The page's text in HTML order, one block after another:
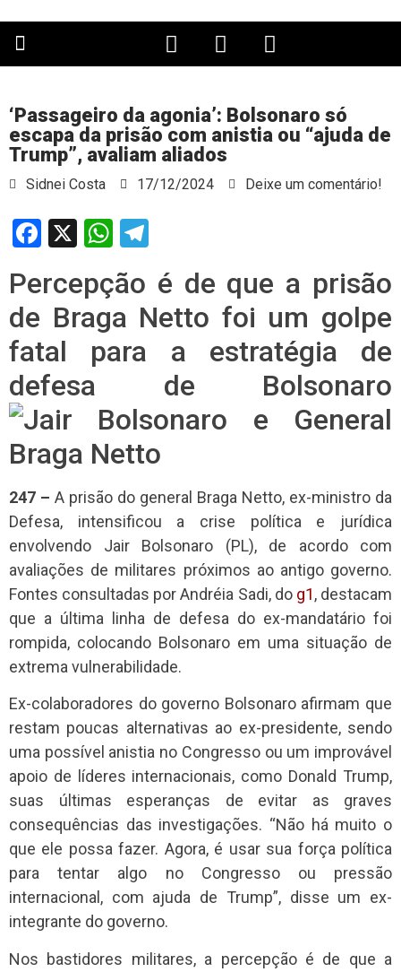
‘Passageiro da agonia’: Bolsonaro só
escapa da prisão com anistia ou “ajuda de
Trump”, avaliam aliados
Sidnei Costa 17/12/2024 Deixe um comentário!
Facebook
X WhatsApp
Percepção é de que a prisão
de Braga Netto foi um golpe
fatal para a estratégia de
defesa de Bolsonaro
247 – A prisão do general Braga Netto, ex-ministro da
Defesa, intensificou a crise política e jurídica
envolvendo Jair Bolsonaro (PL), de acordo com
avaliações de militares próximos ao antigo governo.
Fontes consultadas por Andréia Sadi, do g1, destacam
que a última linha de defesa do ex-mandatário foi
rompida, colocando Bolsonaro em uma situação de
extrema vulnerabilidade.
Ex-colaboradores do governo Bolsonaro afirmam que
restam poucas alternativas ao ex-presidente, sendo
uma possível anistia no Congresso ou um improvável
apoio de líderes internacionais, como Donald Trump,
suas últimas esperanças de evitar as graves
consequências das investigações. “Não há muito o
que ele possa fazer. Agora, é usar sua força política
para tentar algo no Congresso ou pressão
internacional, com ajuda de Trump”, disse um ex-
integrante do governo.
Nos bastidores militares, a percepção é de que a